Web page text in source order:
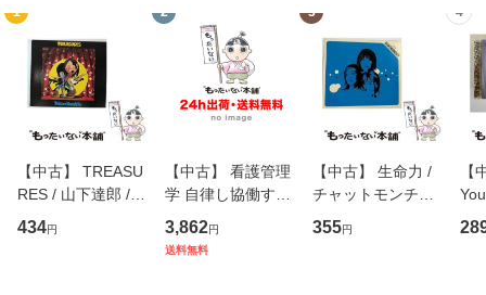
1
【中古】 TREASU
RES / 山下達郎 /
イーストウエス
ト・ジャパン [CD]
434円
2
【中古】 看護管理
学 自律し協働する
専門職の看護マネ
ジメントスキル 改
3,862円
送料無料
3
【中古】 生命力 /
チャットモンチー /
キューンレコード
[CD]【メール便送
355円
4
【
のが